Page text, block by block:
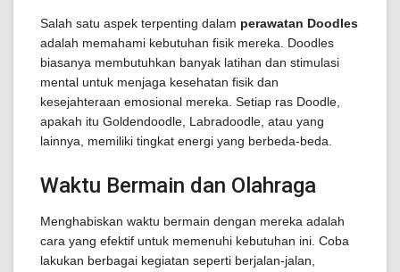
Salah satu aspek terpenting dalam perawatan Doodles
adalah memahami kebutuhan fisik mereka. Doodles
biasanya membutuhkan banyak latihan dan stimulasi
mental untuk menjaga kesehatan fisik dan
kesejahteraan emosional mereka. Setiap ras Doodle,
apakah itu Goldendoodle, Labradoodle, atau yang
lainnya, memiliki tingkat energi yang berbeda-beda.
Waktu Bermain dan Olahraga
Menghabiskan waktu bermain dengan mereka adalah
cara yang efektif untuk memenuhi kebutuhan ini. Coba
lakukan berbagai kegiatan seperti berjalan-jalan,